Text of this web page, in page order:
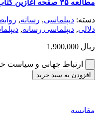
مطالعه ۳۵ صفحه آغازین کتاب
دسته: دیپلماسی, رسانه,
دلالی, دیپلماسی رسانه,
ریال
ارتباط جهانی و سیاست
افزودن به سبد خرید
مقایسه